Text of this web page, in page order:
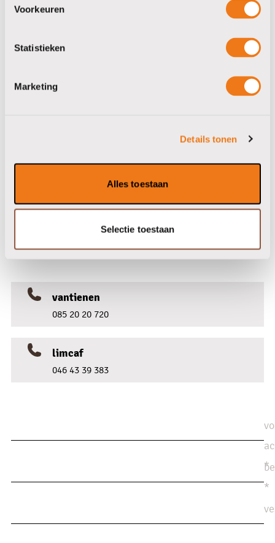
Voorkeuren
Statistieken
Marketing
Details tonen
Alles toestaan
Selectie toestaan
Dennis
Jouw goeie koffiepauze begint hier.
vantienen
085 20 20 720
limcaf
046 43 39 383
*
*